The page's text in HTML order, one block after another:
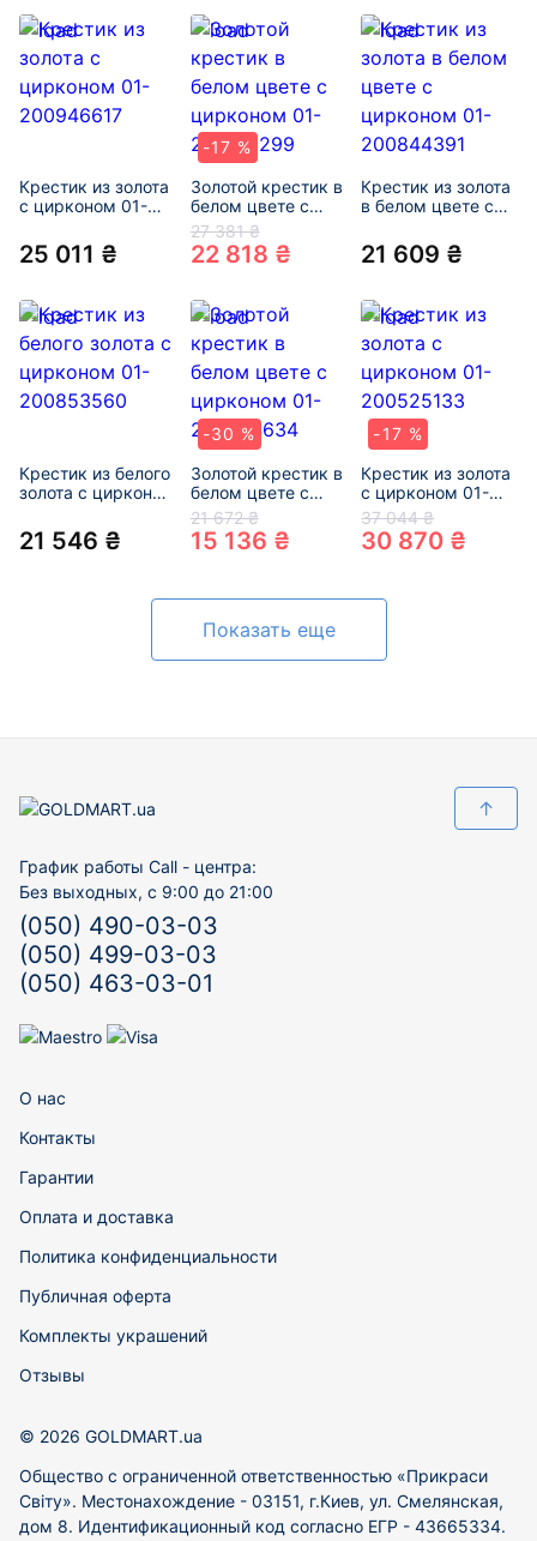
Крестик из золота
с цирконом 01-
25 011 ₴
-17 %
Золотой крестик в
белом цвете с
цирконом 01-
200616299
27 381 ₴
22 818 ₴
Крестик из золота
в белом цвете с
200844391
21 609 ₴
Крестик из белого
золота с цирконом
21 546 ₴
-30 %
Золотой крестик в
белом цвете с
цирконом 01-
200244634
21 672 ₴
15 136 ₴
-17 %
Крестик из золота
с цирконом 01-
200525133
37 044 ₴
30 870 ₴
Показать еще
↑
График работы Call - центра:
Без выходных, с 9:00 до 21:00
(050) 490-03-03
(050) 499-03-03
(050) 463-03-01
О нас
Контакты
Гарантии
Оплата и доставка
Политика конфиденциальности
Публичная оферта
Комплекты украшений
Отзывы
© 2026 GOLDMART.ua
Общество с ограниченной ответственностью «Прикраси
Світу». Местонахождение - 03151, г.Киев, ул. Смелянская,
дом 8. Идентификационный код согласно ЕГР - 43665334.